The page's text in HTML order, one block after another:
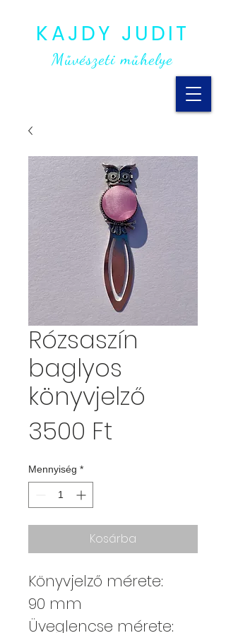
KAJDY JUDIT
Művészeti műhelye
Rózsaszín
baglyos
könyvjelző
3500 Ft
Mennyiség *
Kosárba
Könyvjelző mérete:
90 mm
Üveglencse mérete: